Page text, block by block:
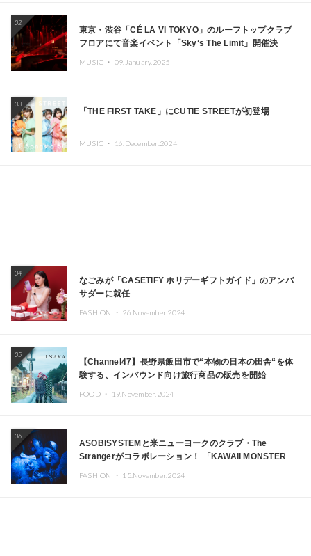
02
東京・渋谷「CÉ LA VI TOKYO」のルーフトップクラブ
フロアにて音楽イベント「Sky‘s The Limit」開催決
MUSIC ・ 09.January.2025
03
「THE FIRST TAKE」にCUTIE STREETが初登場
MUSIC ・ 16.December.2024
04
なごみが「CASETiFY ホリデーギフトガイド」のアンバ
サダーに就任
FASHION ・ 26.November.2024
05
【Channel47】長野県飯田市で“本物の日本の田舎“を体
験する、インバウンド向け旅行商品の販売を開始
FOOD ・ 19.November.2024
06
ASOBISYSTEMと米ニューヨークのクラブ・The
Strangerがコラボレーション！ 「KAWAII MONSTER
FASHION ・ 15.November.2024